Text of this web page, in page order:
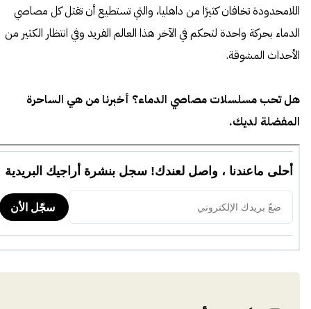
اللامحدودة تخافان كثيرًا من داهليا، والتي تستطيع أن تقتل كل مصاصي
الدماء بحركة واحدة لتحكم في الآخر هذا العالم الفريد وفي انتظار الكثير من
الأحداث المشوقة.
هل تحب مسلسلات مصاصي الدماء؟ أخبرنا من هي الساحرة
المفضلة لديك.